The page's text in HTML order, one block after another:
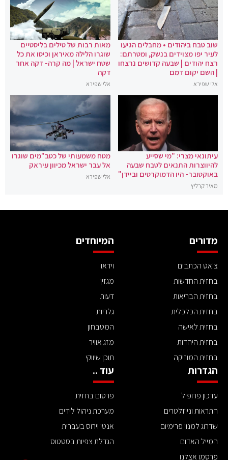
שוב טבח ביהודים • מחבלים הגיעו
לעיר יפו מצוידים בנשק, ומטרתם:
רצח יהודים | שבעה קדושים נרצחו
| השם יקום דמם
אלי שפירא
מאות רבות של טילים בליסטיים
שוגרו הלילה מאיראן וכיסו את כל
שטח ישראל | מה קרה- דקה אחר
דקה
אלי שפירא
עיתונאי מצרי: "מי שסייע
להיווצרות התנאים לטבח שבעה
באוקטובר- היו הדמוקרטים וביידן"
מאיר קרליץ
מטח משמעותי של כטב"מים שוגרו
אל עבר ישראל מכיוון עיראק
אלי שפירא
מדורים
צ'אט הכתבים
בחזית החדשות
בחזית הבריאות
בחזית הכלכלית
בחזית לאישה
בחזית היהדות
בחזית המוזיקה
המיוחדים
וידאו
מגזין
דעות
גלריות
המטבחון
מזג אוויר
תוכן שיווקי
הגדרות
עדכון פרופיל
התראות וניוזלטרים
שדרוג למנוי פרימיום
המייל האדום
פרסמו אצלנו
עוד ..
פרסום בחזית
מערכת ניהול לידים
אנטי וירוס בעברית
הגדלת צפיות בסטטוס